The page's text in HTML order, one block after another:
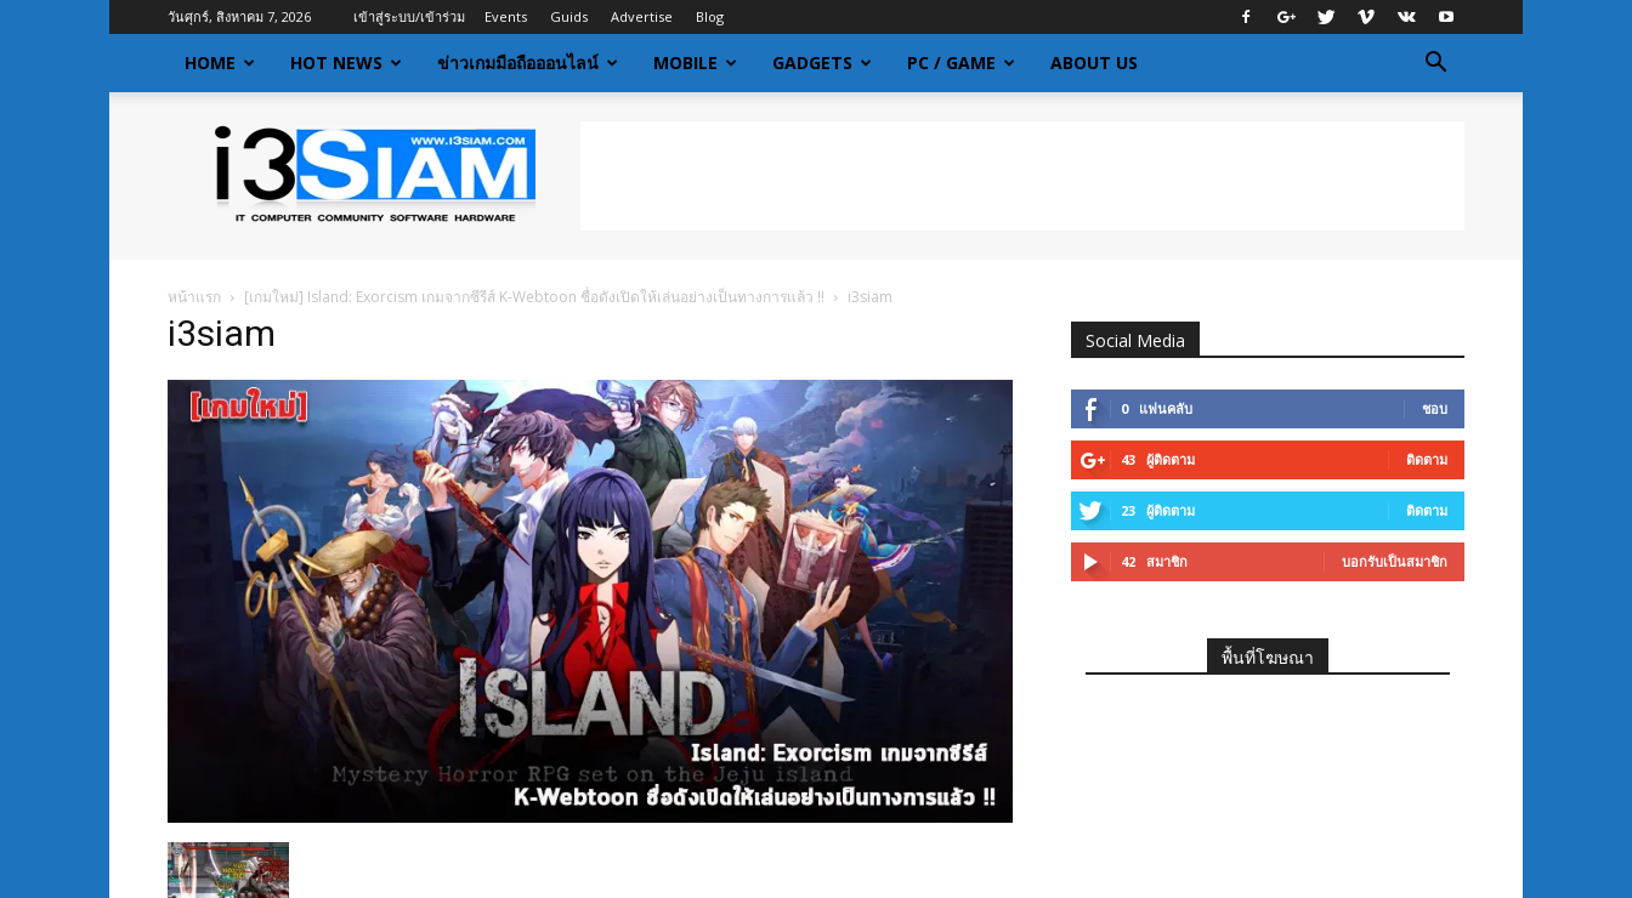
วันศุกร์, สิงหาคม 7, 2026 เข้าสู่ระบบ/เข้าร่วม Events Guids Advertise Blog
HOME HOT NEWS ข่าวเกมมือถือออนไลน์ MOBILE GADGETS PC / GAME ABOUT US
I3siam
ข่าว
ไอที
ข่าวสาร
เกี่ยว
กับ
เทคโนโลยี
หน้าแรก [เกมใหม่] Island: Exorcism เกมจากซีรีส์ K-Webtoon ชื่อดังเปิดให้เล่นอย่างเป็นทางการแล้ว !! i3siam
i3siam Social Media
0 แฟนคลับ ชอบ
43 ผู้ติดตาม ติดตาม
23 ผู้ติดตาม ติดตาม
42 สมาชิก บอกรับเป็นสมาชิก
พื้นที่โฆษณา